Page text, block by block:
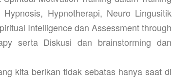
Hypnotherapi, Neuro Lingusitik
Intelligence dan Assessment through
serta Diskusi dan brainstorming dan
kita berikan tidak sebatas hanya saat di